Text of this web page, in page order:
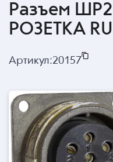
Разъем
РОЗЕТКА
Артикул:20157